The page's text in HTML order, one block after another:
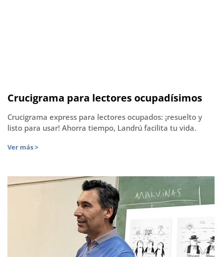
Crucigrama para lectores ocupadísimos
Crucigrama express para lectores ocupados: ¡resuelto y
listo para usar! Ahorra tiempo, Landrú facilita tu vida.
Ver más >